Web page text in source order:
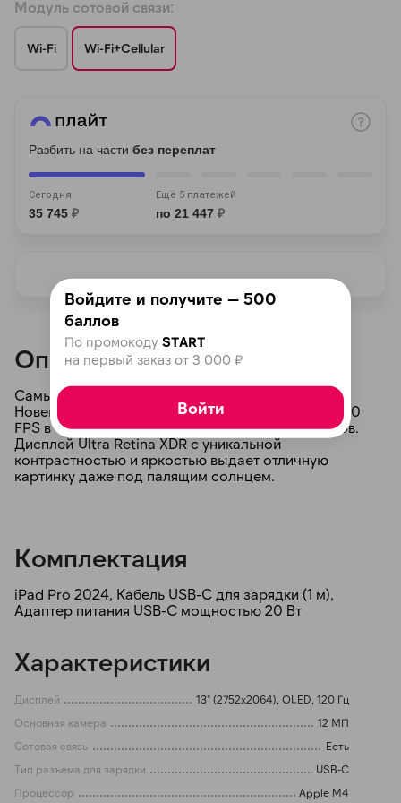
Модуль сотовой связи:
Wi-Fi Wi-Fi+Cellular
Разбить на части без переплат
Сегодня
35 745 ₽
Ещё 5 платежей
по 21 447 ₽
Описание
Самый мощный планшет в мире теперь с OLED.
Новейший чип М4 уже бьет рекорды – больше 100
FPS в Genshin Impact, как у игровых компьютеров.
Дисплей Ultra Retina XDR с уникальной
контрастностью и яркостью выдает отличную
картинку даже под палящим солнцем.
Комплектация
iPad Pro 2024, Кабель USB-C для зарядки (1 м),
Адаптер питания USB-C мощностью 20 Вт
Характеристики
Дисплей
13" (2752x2064), OLED, 120 Гц
Основная камера
12 МП
Сотовая связь
Есть
Тип разъема для зарядки
USB-C
Процессор
Apple M4
Войдите и получите — 500
баллов
По промокоду START
на первый заказ от 3 000 ₽
Войти